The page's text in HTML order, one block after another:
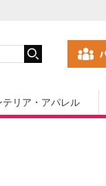
テリア・アパレル